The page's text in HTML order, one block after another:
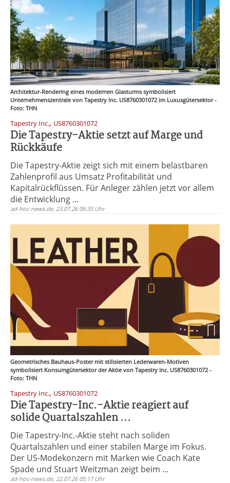
Architektur-Rendering eines modernen Glasturms symbolisiert
Unternehmenszentrale von Tapestry Inc. US8760301072 im Luxusgütersektor -
Foto: THN
Tapestry Inc., US8760301072
Die Tapestry-Aktie setzt auf Marge und
Rückkäufe
Die Tapestry-Aktie zeigt sich mit einem belastbaren
Zahlenprofil aus Umsatz Profitabilität und
Kapitalrückflüssen. Für Anleger zählen jetzt vor allem
die Entwicklung ...
ad-hoc-news.de, 23.07.26 06:35 Uhr
Geometrisches Bauhaus-Poster mit stilisierten Lederwaren-Motiven
symbolisiert Konsumgütersektor der Aktie von Tapestry Inc. US8760301072 -
Foto: THN
Tapestry Inc., US8760301072
Die Tapestry-Inc.-Aktie reagiert auf
solide Quartalszahlen ...
Die Tapestry-Inc.-Aktie steht nach soliden
Quartalszahlen und einer stabilen Marge im Fokus.
Der US-Modekonzern mit Marken wie Coach Kate
Spade und Stuart Weitzman zeigt beim ...
ad-hoc-news.de, 22.07.26 05:17 Uhr